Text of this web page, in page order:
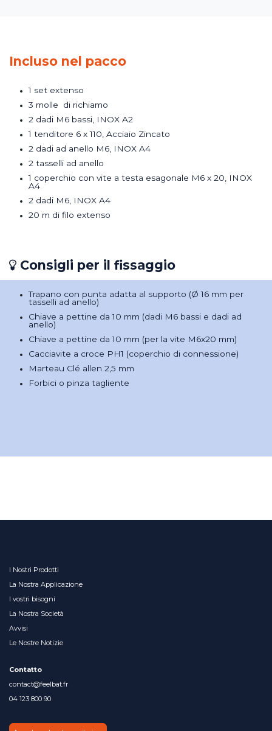
Incluso nel pacco
1 set extenso
3 molle di richiamo
2 dadi M6 bassi, INOX A2
1 tenditore 6 x 110, Acciaio Zincato
2 dadi ad anello M6, INOX A4
2 tasselli ad anello
1 coperchio con vite a testa esagonale M6 x 20, INOX
A4
2 dadi M6, INOX A4
20 m di filo extenso
Consigli per il fissaggio
Trapano con punta adatta al supporto (Ø 16 mm per
tasselli ad anello)
Chiave a pettine da 10 mm (dadi M6 bassi e dadi ad
anello)
Chiave a pettine da 10 mm (per la vite M6x20 mm)
Cacciavite a croce PH1 (coperchio di connessione)
Marteau Clé allen 2,5 mm
Forbici o pinza tagliente​
I Nostri Prodotti
La Nostra Applicazione
I vostri bisogni
La Nostra Società
Avvisi
Le Nostre Notizie
Contatto
contact@feelbat.fr
04 123 800 90